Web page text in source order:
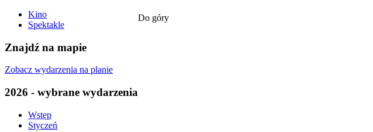
Kino
Spektakle
Znajdź na mapie
Zobacz wydarzenia na planie
2026 - wybrane wydarzenia
Wstęp
Styczeń
Do góry